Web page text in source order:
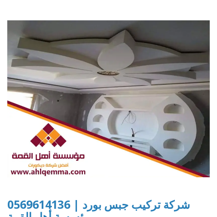
شركة تركيب جبس بورد | 0569614136